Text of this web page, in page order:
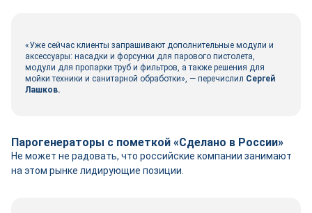
«Уже сейчас клиенты запрашивают дополнительные модули и
аксессуары: насадки и форсунки для парового пистолета,
модули для пропарки труб и фильтров, а также решения для
мойки техники и санитарной обработки», ― перечислил Сергей
Лашков.
Парогенераторы с пометкой «Сделано в России»
Не может не радовать, что российские компании занимают
на этом рынке лидирующие позиции.